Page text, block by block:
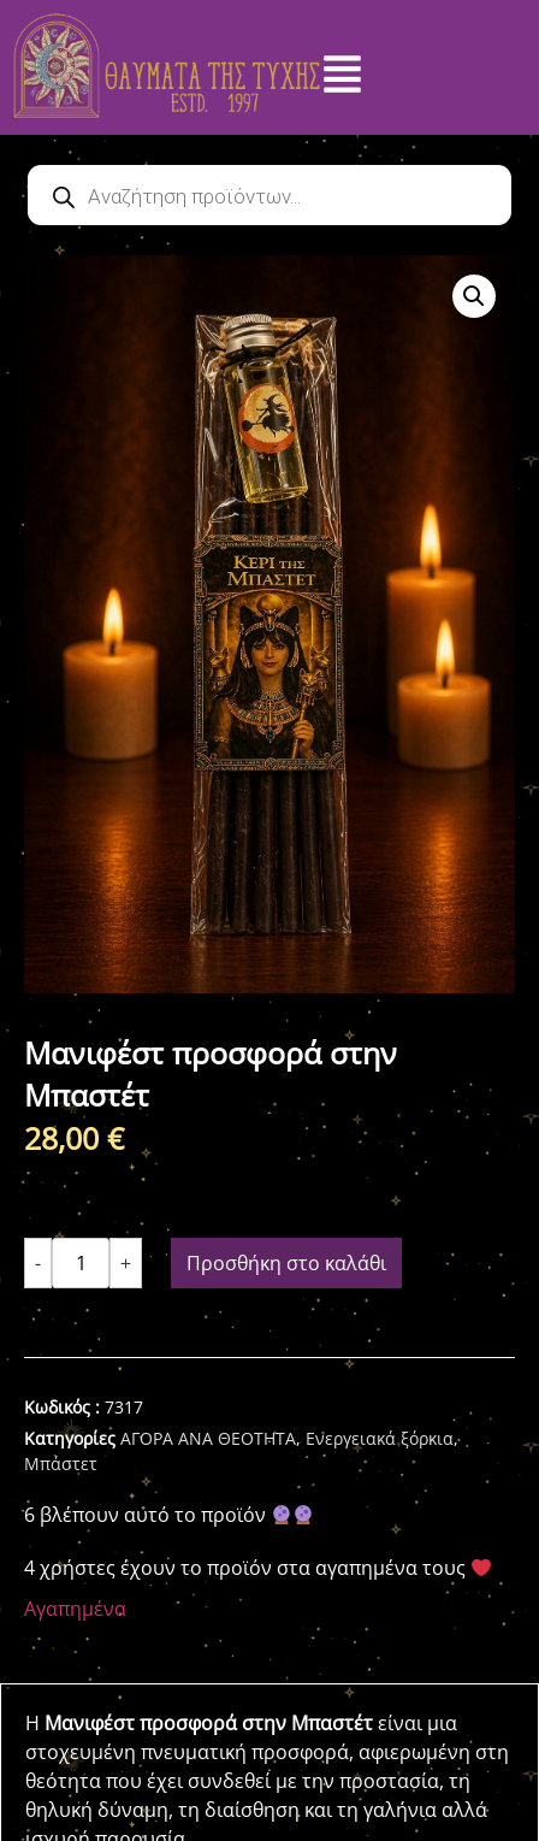
Μανιφέστ προσφορά στην
Μπαστέτ
28,00€
- + Προσθήκη στο καλάθι
Κωδικός : 7317
Κατηγορίες ΑΓΟΡΑ ΑΝΑ ΘΕΟΤΗΤΑ, Ενεργειακά ξόρκια,
Μπάστετ
6 βλέπουν αυτό το προϊόν
4 χρήστες έχουν το προϊόν στα αγαπημένα τους
Αγαπημένα
Η Μανιφέστ προσφορά στην Μπαστέτείναι μια
στοχευμένη πνευματική προσφορά, αφιερωμένη στη
θεότητα που έχει συνδεθεί με την προστασία, τη
θηλυκή δύναμη, τη διαίσθηση και τη γαλήνια αλλά